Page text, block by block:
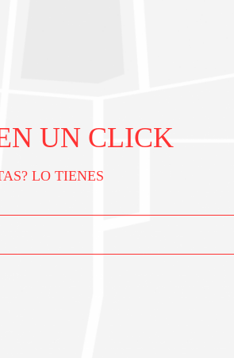
UN CLICK
LO TIENES